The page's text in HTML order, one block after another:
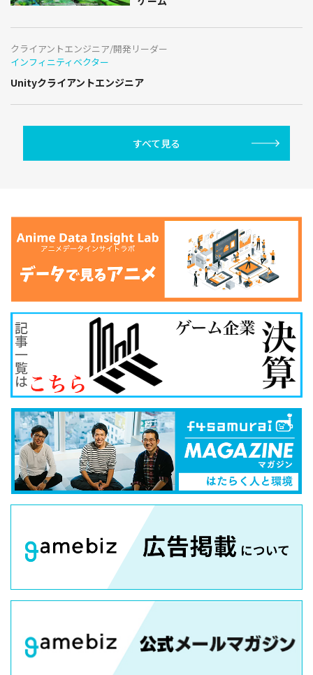
クライアントエンジニア/開発リーダー
インフィニティベクター
Unityクライアントエンジニア
すべて見る